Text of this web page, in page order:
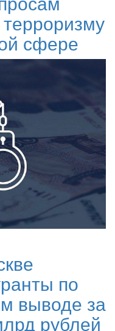
сфере
по
выводе за
рублей